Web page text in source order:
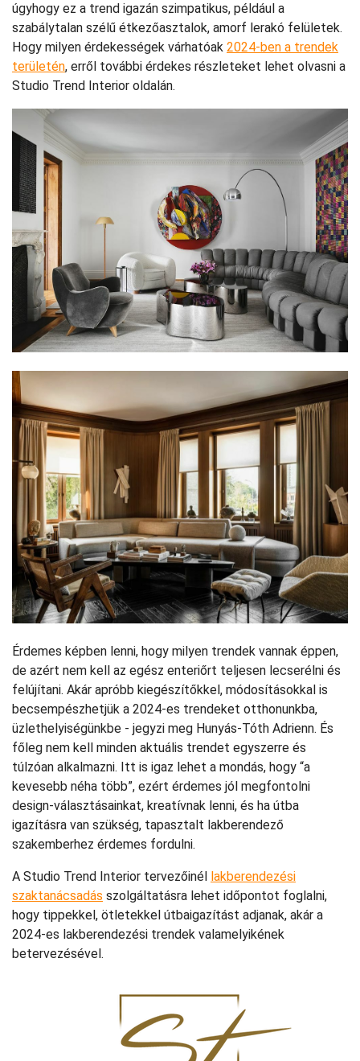
úgyhogy ez a trend igazán szimpatikus, például a
szabálytalan szélű étkezőasztalok, amorf lerakó felületek.
Hogy milyen érdekességek várhatóak 2024-ben a trendek
területén, erről további érdekes részleteket lehet olvasni a
Studio Trend Interior oldalán.
Érdemes képben lenni, hogy milyen trendek vannak éppen,
de azért nem kell az egész enteriőrt teljesen lecserélni és
felújítani. Akár apróbb kiegészítőkkel, módosításokkal is
becsempészhetjük a 2024-es trendeket otthonunkba,
üzlethelyiségünkbe - jegyzi meg Hunyás-Tóth Adrienn. És
főleg nem kell minden aktuális trendet egyszerre és
túlzóan alkalmazni. Itt is igaz lehet a mondás, hogy “a
kevesebb néha több”, ezért érdemes jól megfontolni
design-választásainkat, kreatívnak lenni, és ha útba
igazításra van szükség, tapasztalt lakberendező
szakemberhez érdemes fordulni.
A Studio Trend Interior tervezőinél lakberendezési
szaktanácsadás szolgáltatásra lehet időpontot foglalni,
hogy tippekkel, ötletekkel útbaigazítást adjanak, akár a
2024-es lakberendezési trendek valamelyikének
betervezésével.